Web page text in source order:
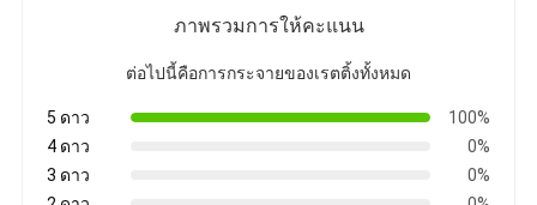
ภาพรวมการให้คะแนน
ต่อไปนี้คือการกระจายของเรตติ้งทั้งหมด
5 ดาว
100%
4 ดาว
0%
3 ดาว
0%